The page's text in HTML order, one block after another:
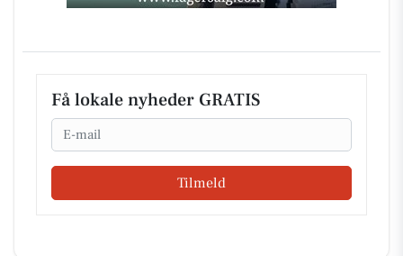
Få lokale nyheder GRATIS
Email
Tilmeld